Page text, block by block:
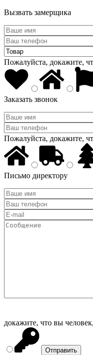
Вызвать замерщика
Пожалуйста, докажите,
Заказать звонок
Пожалуйста, докажите,
Письмо директору
докажите, что вы